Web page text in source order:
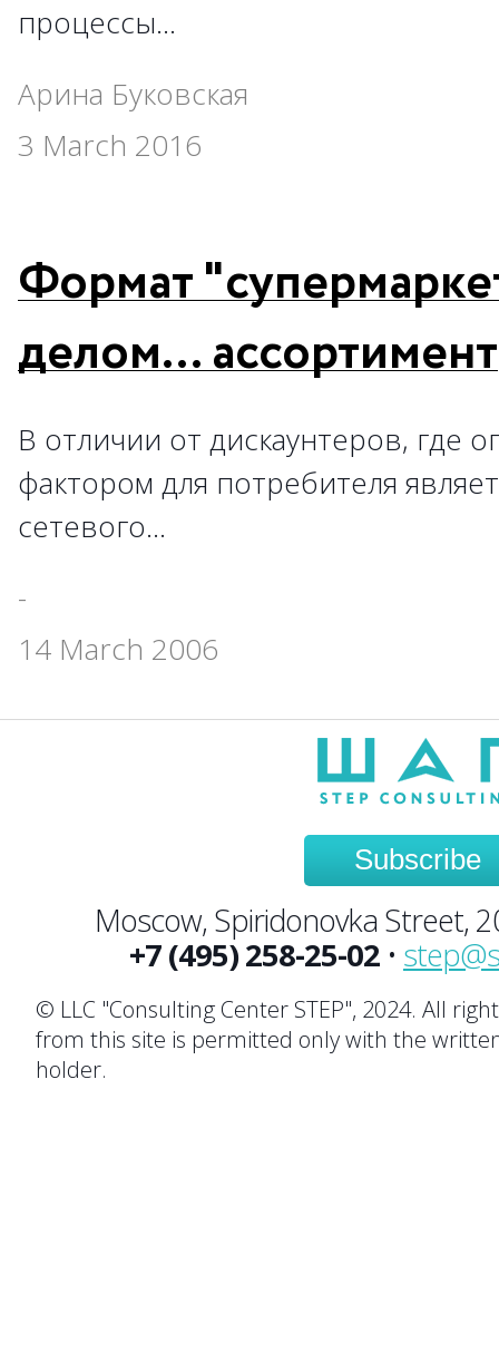
процессы…
Арина Буковская
3 March 2016
Формат
делом… ассортимент
В отличии от дискаунтеров, где
фактором для потребителя
сетевого…
-
14 March 2006
Subscribe
Moscow, Spiridonovka Street,
+7 (495) 258-25-02 •
© LLC "Consulting Center STEP", 2024. All
from this site is permitted only with the
holder.